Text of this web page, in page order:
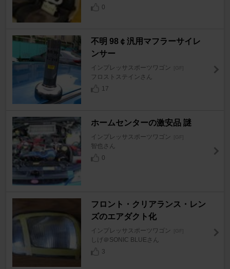
0
不明 98￠汎用マフラーサイレ
ンサー
インプレッサスポーツワゴン [GF]
フロストステインさん
17
ホームセンターの激安品 謎
インプレッサスポーツワゴン [GF]
智也さん
0
フロント・クリアランス・レン
ズのエアダクト化
インプレッサスポーツワゴン [GF]
しげ＠SONIC BLUEさん
3